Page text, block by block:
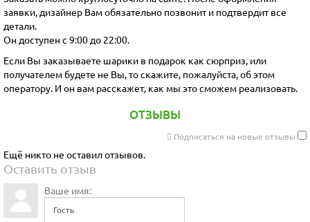
заявки, дизайнер Вам обязательно позвонит и подтвердит все
детали.
Он доступен с 9:00 до 22:00.
Если Вы заказываете шарики в подарок как сюрприз, или
получателем будете не Вы, то скажите, пожалуйста, об этом
оператору. И он вам расскажет, как мы это сможем реализовать.
ОТЗЫВЫ
Подписаться на новые отзывы
Ещё никто не оставил отзывов.
Оставить отзыв
Ваше имя: